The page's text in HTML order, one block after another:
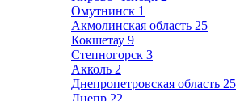
Омутнинск 1
Акмолинская область 25
Кокшетау 9
Степногорск 3
Акколь 2
Днепропетровская область 25
Днепр 22